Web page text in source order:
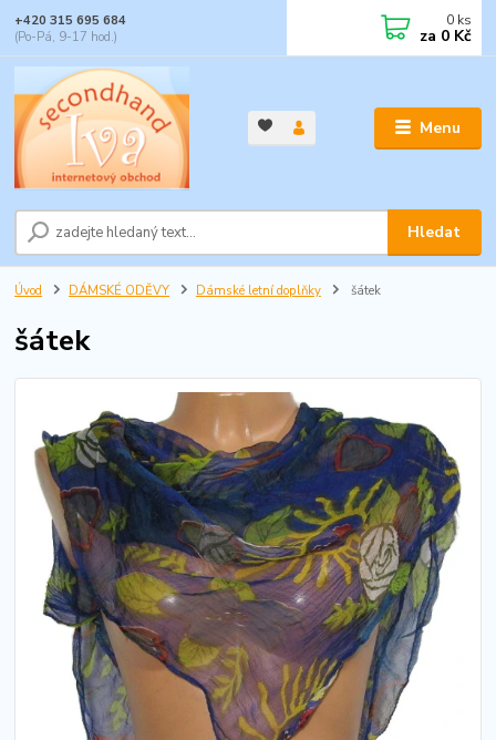
Menu
Hledat
+420 315 695 684
(Po-Pá, 9-17 hod.)
0 ks
za 0 Kč
Úvod DÁMSKÉ ODĚVY Dámské letní doplňky šátek
šátek